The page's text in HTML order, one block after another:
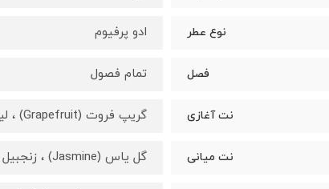
نوع عطر ادو پرفیوم
فصل تمام فصول
نت آغازی گریپ فروت (Grapefruit) ، لیمو (Lemon) ، پرتقال (Orange) ، نعناع (Mint) ، جوز (Nutmeg) ، فلفل قرمز (Pink Pepper)
نت میانی گل یاس (Jasmine) ، زنجبیل (Ginger) ، درخت سدر (Cedar) ، درخت خس خس (Vetiver)